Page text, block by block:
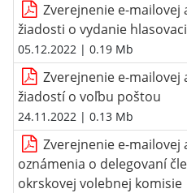
Zverejnenie e-
žiadosti o vydanie
05.12.2022 | 0.19 Mb
Zverejnenie e-
žiadostí o voľbu poštou
24.11.2022 | 0.13 Mb
Zverejnenie e-
oznámenia o delegovaní
okrskovej volebnej komisie